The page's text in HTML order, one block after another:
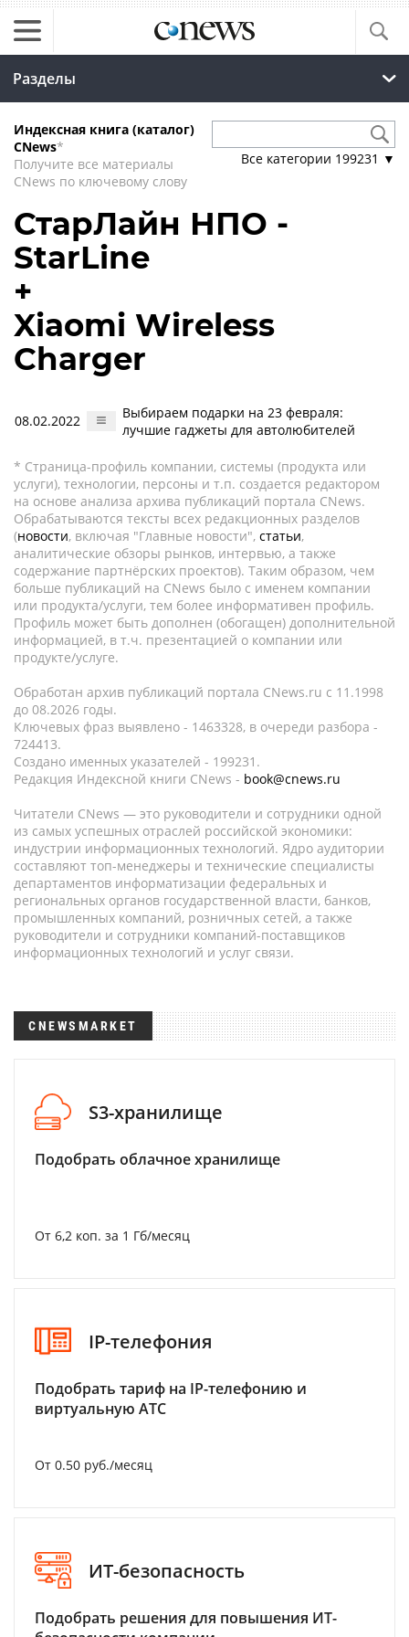
Разделы
Индексная книга (каталог)
CNews*
Получите все материалы
CNews по ключевому слову
Все категории 199231 ▼
СтарЛайн НПО -
StarLine
+
Xiaomi Wireless
Charger
08.02.2022
Выбираем подарки на 23 февраля:
лучшие гаджеты для автолюбителей
* Страница-профиль компании, системы (продукта или
услуги), технологии, персоны и т.п. создается редактором
на основе анализа архива публикаций портала CNews.
Обрабатываются тексты всех редакционных разделов
(новости, включая "Главные новости", статьи,
аналитические обзоры рынков, интервью, а также
содержание партнёрских проектов). Таким образом, чем
больше публикаций на CNews было с именем компании
или продукта/услуги, тем более информативен профиль.
Профиль может быть дополнен (обогащен) дополнительной
информацией, в т.ч. презентацией о компании или
продукте/услуге.
Обработан архив публикаций портала CNews.ru c 11.1998
до 08.2026 годы.
Ключевых фраз выявлено - 1463328, в очереди разбора -
724413.
Создано именных указателей - 199231.
Редакция Индексной книги CNews - book@cnews.ru
Читатели CNews — это руководители и сотрудники одной
из самых успешных отраслей российской экономики:
индустрии информационных технологий. Ядро аудитории
составляют топ-менеджеры и технические специалисты
департаментов информатизации федеральных и
региональных органов государственной власти, банков,
промышленных компаний, розничных сетей, а также
руководители и сотрудники компаний-поставщиков
информационных технологий и услуг связи.
CNEWSMARKET
S3-хранилище
Подобрать облачное хранилище
От 6,2 коп. за 1 Гб/месяц
IP-телефония
Подобрать тариф на IP-телефонию и
виртуальную АТС
От 0.50 руб./месяц
ИТ-безопасность
Подобрать решения для повышения ИТ-